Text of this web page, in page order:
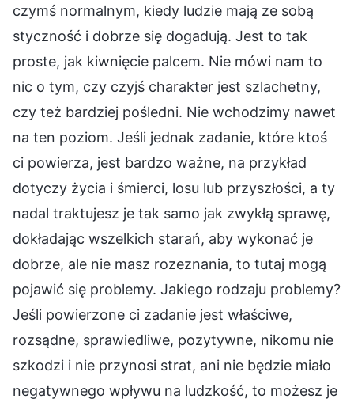
czymś normalnym, kiedy ludzie mają ze sobą
styczność i dobrze się dogadują. Jest to tak
proste, jak kiwnięcie palcem. Nie mówi nam to
nic o tym, czy czyjś charakter jest szlachetny,
czy też bardziej pośledni. Nie wchodzimy nawet
na ten poziom. Jeśli jednak zadanie, które ktoś
ci powierza, jest bardzo ważne, na przykład
dotyczy życia i śmierci, losu lub przyszłości, a ty
nadal traktujesz je tak samo jak zwykłą sprawę,
dokładając wszelkich starań, aby wykonać je
dobrze, ale nie masz rozeznania, to tutaj mogą
pojawić się problemy. Jakiego rodzaju problemy?
Jeśli powierzone ci zadanie jest właściwe,
rozsądne, sprawiedliwe, pozytywne, nikomu nie
szkodzi i nie przynosi strat, ani nie będzie miało
negatywnego wpływu na ludzkość, to możesz je